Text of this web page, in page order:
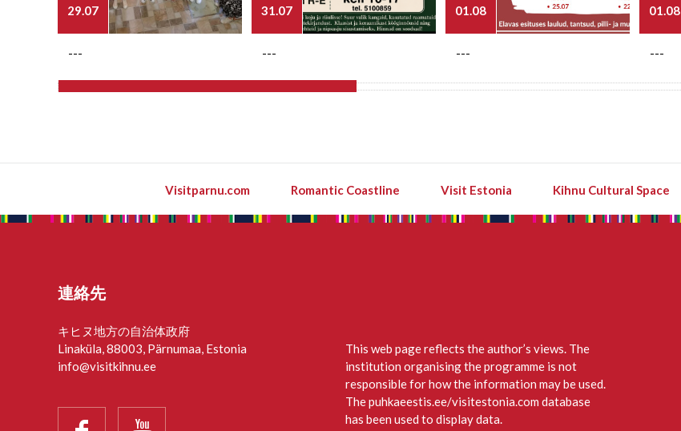
29.07
---
31.07
---
01.08
---
01.08
---
Visitparnu.com Romantic Coastline Visit Estonia Kihnu Cultural Space
連絡先
キヒヌ地方の自治体政府
Linaküla, 88003, Pärnumaa, Estonia
info@visitkihnu.ee
This web page reflects the author’s views. The
institution organising the programme is not
responsible for how the information may be used.
The puhkaeestis.ee/visitestonia.com database
has been used to display data.